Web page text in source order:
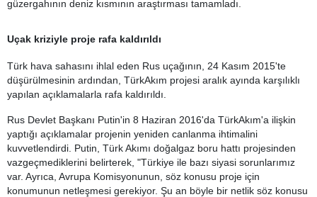
güzergahının deniz kısmının araştırması tamamladı.
Uçak kriziyle proje rafa kaldırıldı
Türk hava sahasını ihlal eden Rus uçağının, 24 Kasım 2015'te
düşürülmesinin ardından, TürkAkım projesi aralık ayında karşılıklı
yapılan açıklamalarla rafa kaldırıldı.
Rus Devlet Başkanı Putin'in 8 Haziran 2016'da TürkAkım'a ilişkin
yaptığı açıklamalar projenin yeniden canlanma ihtimalini
kuvvetlendirdi. Putin, Türk Akımı doğalgaz boru hattı projesinden
vazgeçmediklerini belirterek, "Türkiye ile bazı siyasi sorunlarımız
var. Ayrıca, Avrupa Komisyonunun, söz konusu proje için
konumunun netleşmesi gerekiyor. Şu an böyle bir netlik söz konusu